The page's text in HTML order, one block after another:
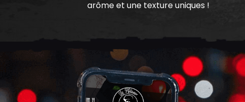
arôme et une texture uniques !